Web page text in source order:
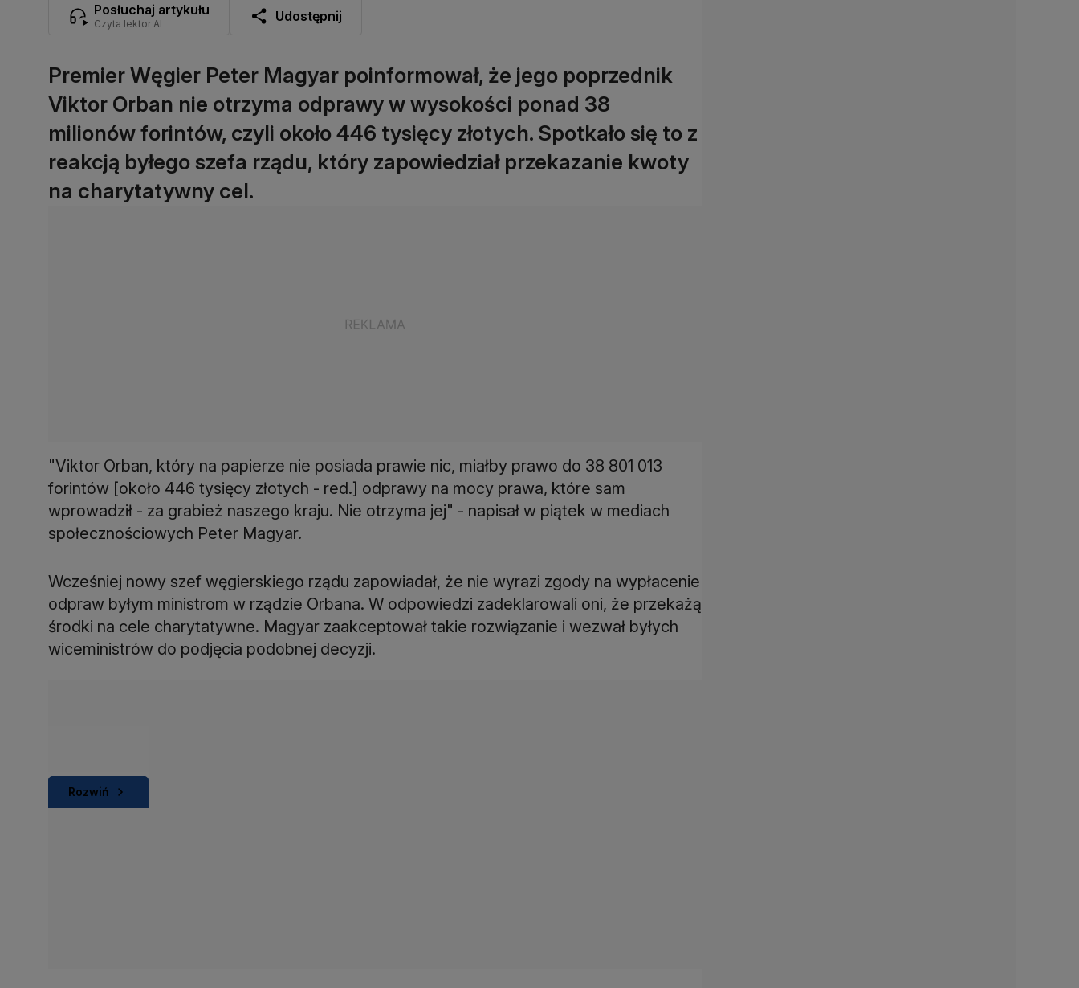
Posłuchaj artykułu
Czyta lektor AI Udostępnij
Premier Węgier Peter Magyar poinformował, że jego poprzednik
Viktor Orban nie otrzyma odprawy w wysokości ponad 38
milionów forintów, czyli około 446 tysięcy złotych. Spotkało się to z
reakcją byłego szefa rządu, który zapowiedział przekazanie kwoty
na charytatywny cel.
"Viktor Orban, który na papierze nie posiada prawie nic, miałby prawo do 38 801 013
forintów [około 446 tysięcy złotych - red.] odprawy na mocy prawa, które sam
wprowadził - za grabież naszego kraju. Nie otrzyma jej" - napisał w piątek w mediach
społecznościowych Peter Magyar.
Wcześniej nowy szef węgierskiego rządu zapowiadał, że nie wyrazi zgody na wypłacenie
odpraw byłym ministrom w rządzie Orbana. W odpowiedzi zadeklarowali oni, że przekażą
środki na cele charytatywne. Magyar zaakceptował takie rozwiązanie i wezwał byłych
wiceministrów do podjęcia podobnej decyzji.
Rozwiń